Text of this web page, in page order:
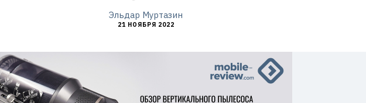
Эльдар Муртазин
21 НОЯБРЯ 2022